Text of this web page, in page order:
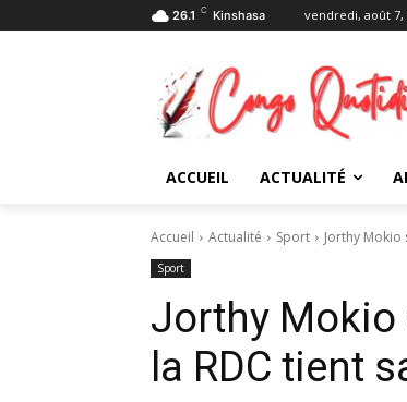
26.1 C Kinshasa vendredi, août 7,
ACCUEIL ACTUALITÉ
Accueil Actualité Sport Jorthy Mokio
Sport
Jorthy Mokio
la RDC tient